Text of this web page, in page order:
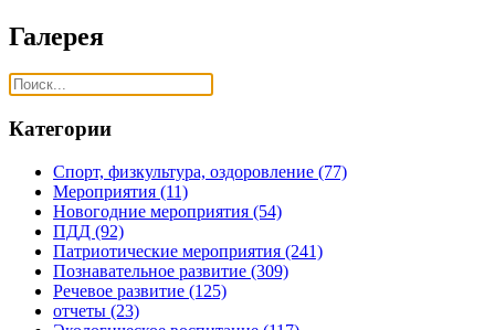
Галерея
Категории
Спорт, физкультура, оздоровление (77)
Мероприятия (11)
Новогодние мероприятия (54)
ПДД (92)
Патриотические мероприятия (241)
Познавательное развитие (309)
Речевое развитие (125)
отчеты (23)